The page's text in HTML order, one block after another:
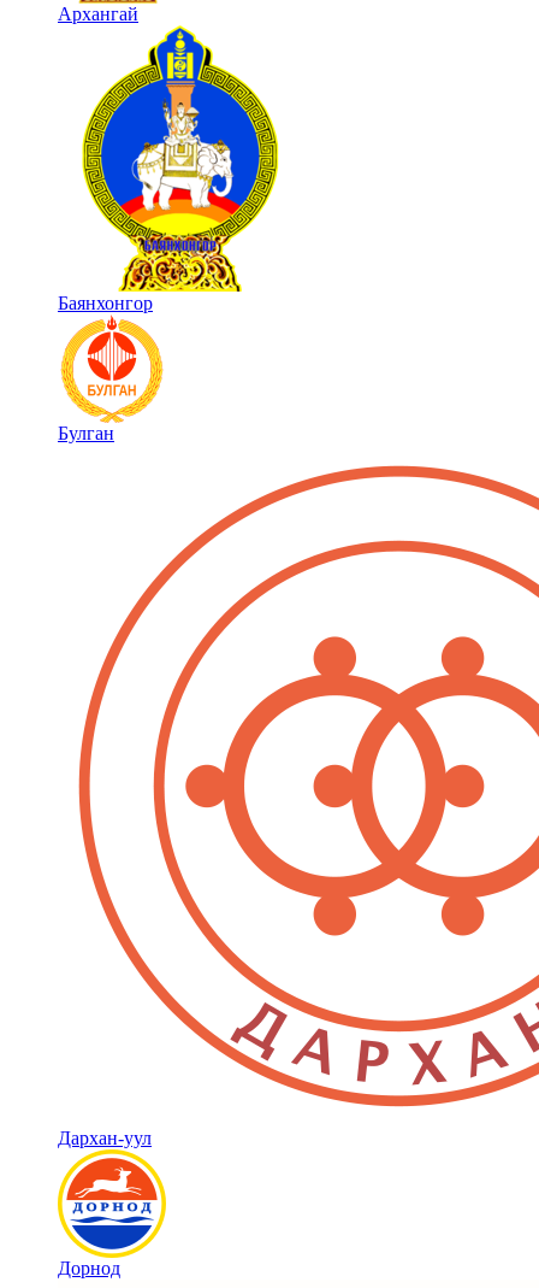
Архангай
Баянхонгор
Булган
Дархан-уул
Дорнод